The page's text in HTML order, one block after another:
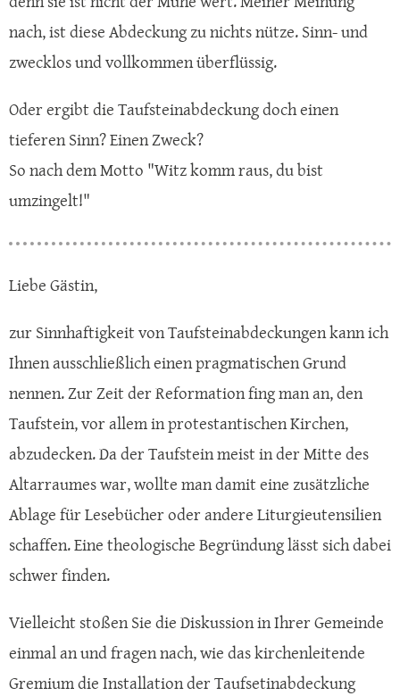
nach, ist diese Abdeckung zu nichts nütze. Sinn- und
zwecklos und vollkommen überflüssig.
Oder ergibt die Taufsteinabdeckung doch einen
tieferen Sinn? Einen Zweck?
So nach dem Motto "Witz komm raus, du bist
umzingelt!"
Liebe Gästin,
zur Sinnhaftigkeit von Taufsteinabdeckungen kann ich
Ihnen ausschließlich einen pragmatischen Grund
nennen. Zur Zeit der Reformation fing man an, den
Taufstein, vor allem in protestantischen Kirchen,
abzudecken. Da der Taufstein meist in der Mitte des
Altarraumes war, wollte man damit eine zusätzliche
Ablage für Lesebücher oder andere Liturgieutensilien
schaffen. Eine theologische Begründung lässt sich dabei
schwer finden.
Vielleicht stoßen Sie die Diskussion in Ihrer Gemeinde
einmal an und fragen nach, wie das kirchenleitende
Gremium die Installation der Taufsetinabdeckung